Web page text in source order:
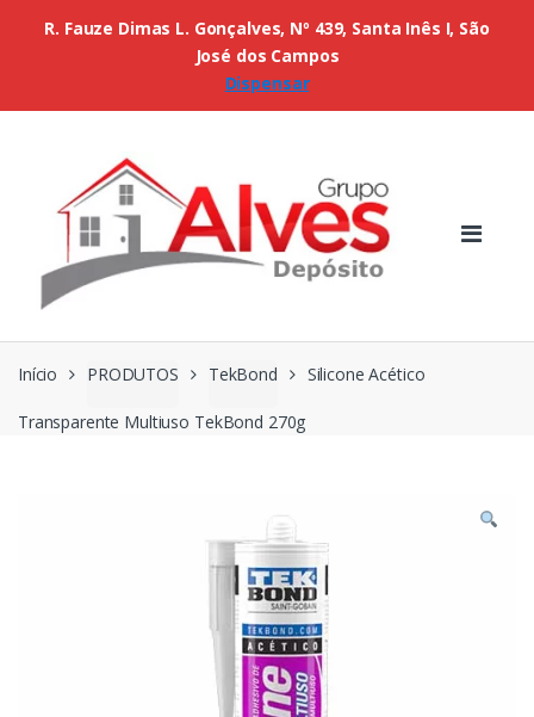
Início PRODUTOS TekBond Silicone Acético
Transparente Multiuso TekBond 270g
R. Fauze Dimas L. Gonçalves, Nº 439, Santa Inês I, São
José dos Campos
Dispensar